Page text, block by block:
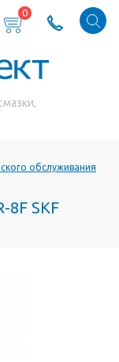
0
обслуживания
8F SKF